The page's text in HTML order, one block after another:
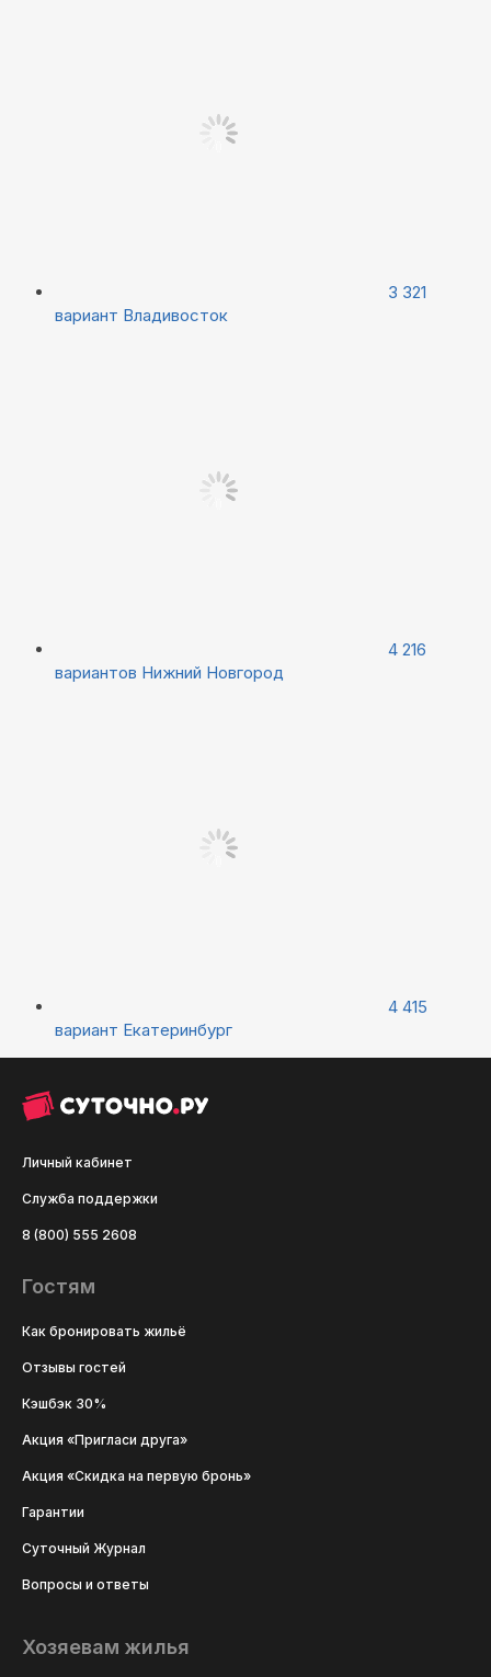
3 321
вариант Владивосток
4 216
вариантов Нижний Новгород
4 415
вариант Екатеринбург
Личный кабинет
Служба поддержки
8 (800) 555 2608
Гостям
Как бронировать жильё
Отзывы гостей
Кэшбэк 30%
Акция «Пригласи друга»
Акция «Скидка на первую бронь»
Гарантии
Суточный Журнал
Вопросы и ответы
Хозяевам жилья